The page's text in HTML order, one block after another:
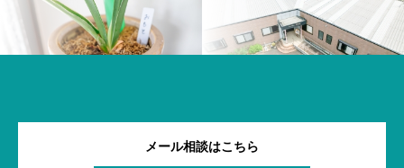
メール相談はこちら